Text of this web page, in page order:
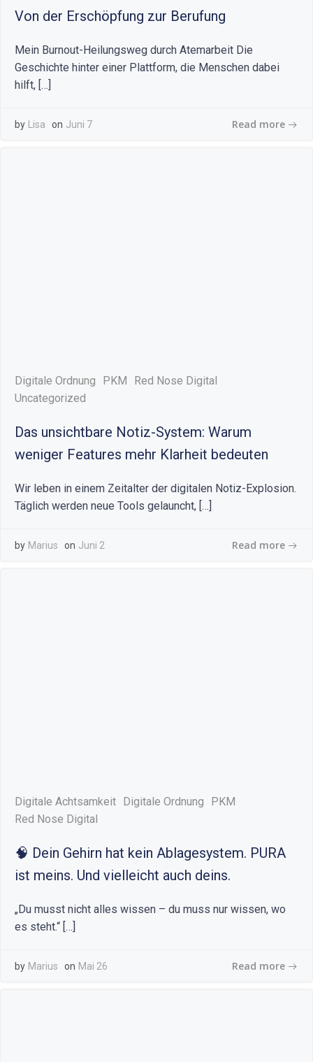
Von der Erschöpfung zur Berufung
Mein Burnout-Heilungsweg durch Atemarbeit Die
Geschichte hinter einer Plattform, die Menschen dabei
hilft, […]
by Lisa on Juni 7 Read more
Digitale Ordnung PKM
Red Nose Digital
Uncategorized
Das unsichtbare Notiz-System: Warum
weniger Features mehr Klarheit bedeuten
Wir leben in einem Zeitalter der digitalen Notiz-Explosion.
Täglich werden neue Tools gelauncht, […]
by Marius on Juni 2 Read more
Digitale Achtsamkeit Digitale Ordnung
PKM
Red Nose Digital
🧠 Dein Gehirn hat kein Ablagesystem. PURA
ist meins. Und vielleicht auch deins.
„Du musst nicht alles wissen – du muss nur wissen, wo
es steht.“ […]
by Marius on Mai 26 Read more